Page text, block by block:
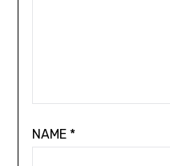
NAME *